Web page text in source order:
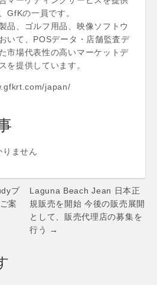
GfKの一員です。
品、ゴルフ用品、映像ソフトウ
いて、POSデータ・店舗監査デ
市場代表性の高いマーケットデ
を提供しています。
japan/
りません
プ
案
Laguna Beach Jean 日本正
規販売を開始 今後の販売展開
として、販売代理店の募集を
行う →